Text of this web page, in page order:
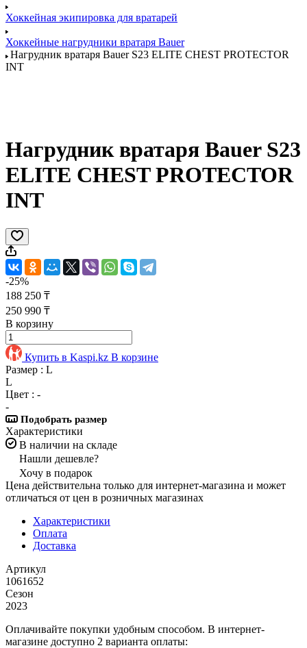
Хоккейная экипировка для вратарей
Хоккейные нагрудники вратаря Bauer
Нагрудник вратаря Bauer S23 ELITE CHEST PROTECTOR
INT
Нагрудник вратаря Bauer S23
ELITE CHEST PROTECTOR
INT
-25%
188 250 ₸
250 990 ₸
В корзину
Купить в Kaspi.kz В корзине
Размер : L
L
Цвет : -
-
Подобрать размер
Характеристики
В наличии на складе
Нашли дешевле?
Хочу в подарок
Цена действительна только для интернет-магазина и может
отличаться от цен в розничных магазинах
Характеристики
Оплата
Доставка
Артикул
1061652
Сезон
2023
Оплачивайте покупки удобным способом. В интернет-
магазине доступно 2 варианта оплаты: